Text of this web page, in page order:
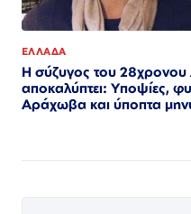
ΕΛΛΑΔΑ
Η σύζυγος του
αποκαλύπτει: Υποψίες,
Αράχωβα και ύποπτα